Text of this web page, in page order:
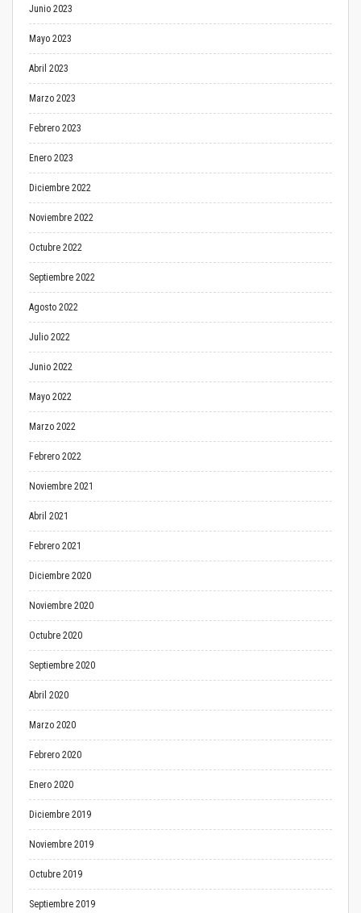
Junio 2023
Mayo 2023
Abril 2023
Marzo 2023
Febrero 2023
Enero 2023
Diciembre 2022
Noviembre 2022
Octubre 2022
Septiembre 2022
Agosto 2022
Julio 2022
Junio 2022
Mayo 2022
Marzo 2022
Febrero 2022
Noviembre 2021
Abril 2021
Febrero 2021
Diciembre 2020
Noviembre 2020
Octubre 2020
Septiembre 2020
Abril 2020
Marzo 2020
Febrero 2020
Enero 2020
Diciembre 2019
Noviembre 2019
Octubre 2019
Septiembre 2019